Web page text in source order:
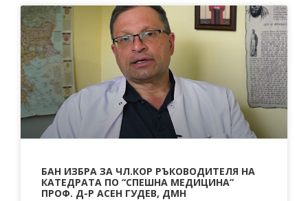
БАН ИЗБРА ЗА ЧЛ.КОР РЪКОВОДИТЕЛЯ НА
КАТЕДРАТА ПО “СПЕШНА МЕДИЦИНА”
ПРОФ. Д-Р АСЕН ГУДЕВ, ДМН